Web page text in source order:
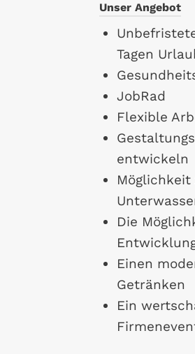
Unser Angebot
Tagen
JobRad
Flexible
entwickeln
Möglichkeit
Die
Einen
Getränken
Ein